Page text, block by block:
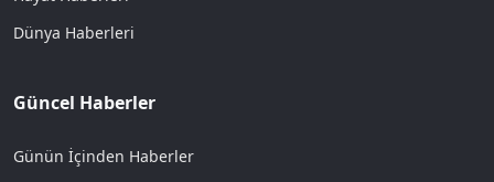
Dünya Haberleri
Güncel Haberler
Günün İçinden Haberler